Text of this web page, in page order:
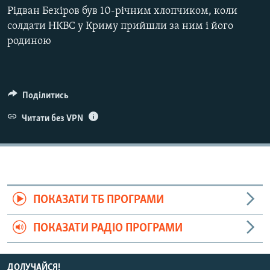
ВІДЕОУРОКИ «ELIFBE»
СВІДЧЕННЯ ОКУПАЦІЇ
Русский
Qırımtatar
Рідван Бекіров був 10-річним хлопчиком, коли
солдати НКВС у Криму прийшли за ним і його
родиною
Поділитись
Читати без VPN
ПОКАЗАТИ ТБ ПРОГРАМИ
ПОКАЗАТИ РАДІО ПРОГРАМИ
ДОЛУЧАЙСЯ!